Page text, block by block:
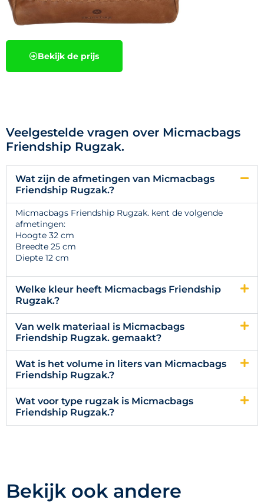
Bekijk de prijs
Veelgestelde vragen over Micmacbags
Friendship Rugzak.
Wat zijn de afmetingen van Micmacbags
Friendship Rugzak.?
Micmacbags Friendship Rugzak. kent de volgende
afmetingen:
Hoogte 32 cm
Breedte 25 cm
Diepte 12 cm
Welke kleur heeft Micmacbags Friendship
Rugzak.?
Van welk materiaal is Micmacbags
Friendship Rugzak. gemaakt?
Wat is het volume in liters van Micmacbags
Friendship Rugzak.?
Wat voor type rugzak is Micmacbags
Friendship Rugzak.?
Bekijk ook andere